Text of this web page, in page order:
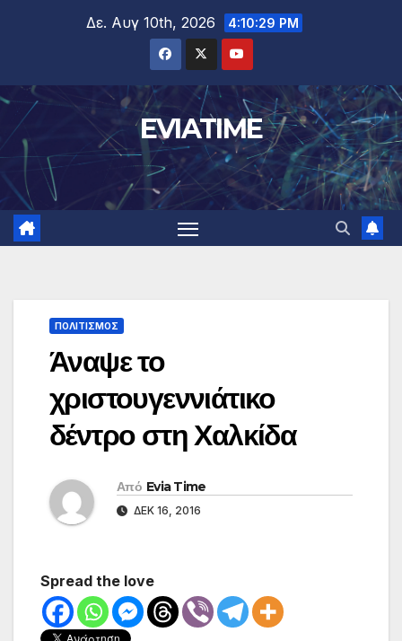
Δε. Αυγ 10th, 2026 4:10:30 PM
EVIATIME
ΠΟΛΙΤΙΣΜΟΣ
Άναψε το
χριστουγεννιάτικο
δέντρο στη Χαλκίδα
Από Evia Time
ΔΕΚ 16, 2016
Spread the love